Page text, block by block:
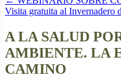
Visita gratuita al Invernadero
A LA SALUD
AMBIENTE. LA
CAMINO